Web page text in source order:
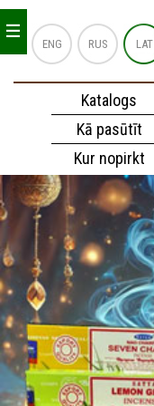
ENG RUS LAT
Katalogs
Kā pasūtīt
Kur nopirkt
_
_
_